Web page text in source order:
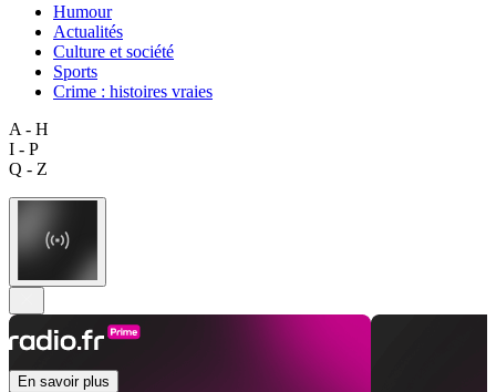
Humour
Actualités
Culture et société
Sports
Crime : histoires vraies
A - H
I - P
Q - Z
En savoir plus